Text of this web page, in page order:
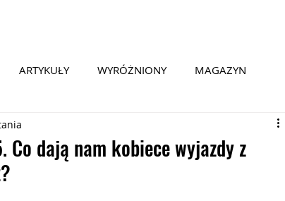
ARTYKUŁY WYRÓŻNIONY MAGAZYN
KOBIETA Z MISJĄ
Co dają nam kobiece wyjazdy z